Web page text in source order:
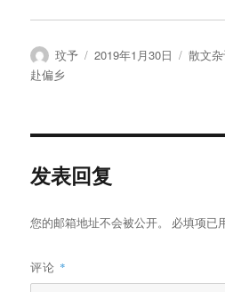
作
者
玟予
发
2019年1月30日
分
散文
赴偏乡
发表回复
您的邮箱地址不会被公开。 必填项已
评论 *